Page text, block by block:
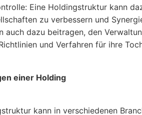
Eine Holdingstruktur kann
zu verbessern und
auch dazu beitragen, den
und Verfahren für ihre
einer Holding
kann in verschiedenen